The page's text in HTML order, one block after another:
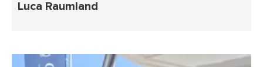
Luca Raumland